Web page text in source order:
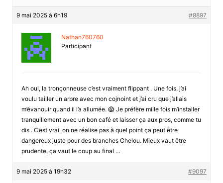
9 mai 2025 à 6h19 #8897
Nathan760760
Participant
Ah oui, la tronçonneuse c’est vraiment flippant . Une fois, j’ai
voulu tailler un arbre avec mon cojnoint et j’ai cru que j’allais
m’évanouir quand il l’a allumée. 😱 Je préfère mille fois m’installer
tranquillement avec un bon café et laisser ça aux pros, comme tu
dis . C’est vrai, on ne réalise pas à quel point ça peut être
dangereux juste pour des branches Chelou. Mieux vaut être
prudente, ça vaut le coup au final …
9 mai 2025 à 19h32 #9097